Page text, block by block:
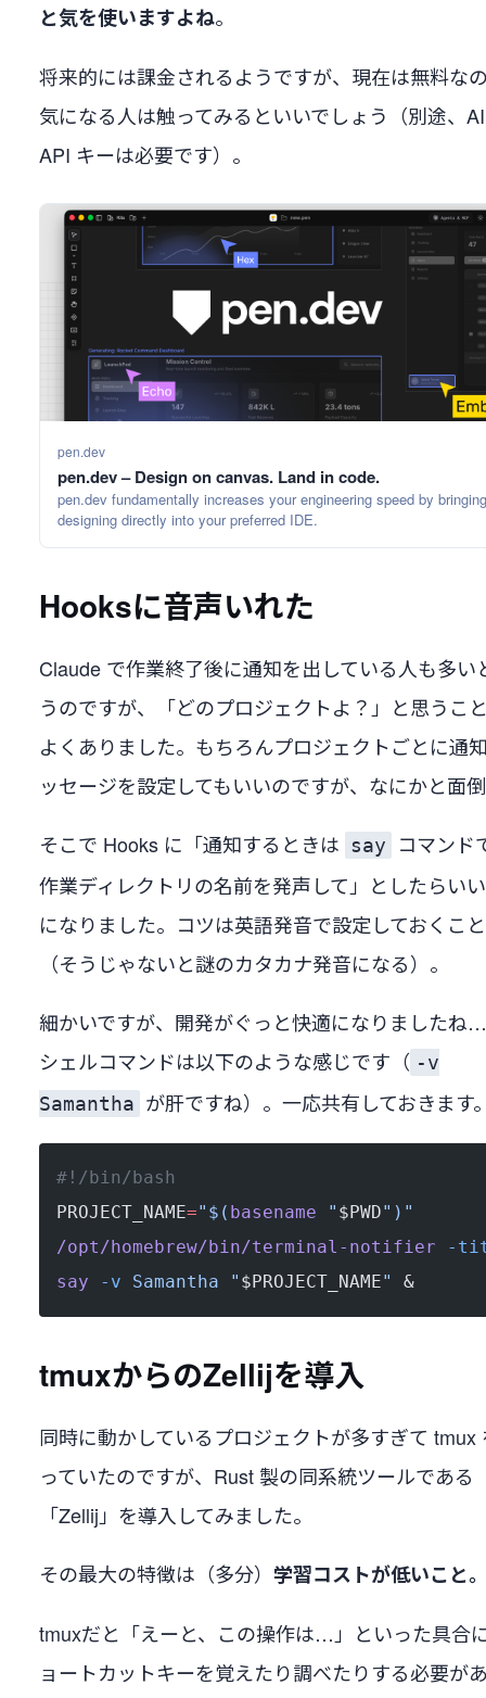
と気を使いますよね。
将来的には課金されるようですが、現在は無料な
気になる人は触ってみるといいでしょう（別途、
API キーは必要です）。
pen.dev
pen.dev – Design on canvas. Land in code.
pen.dev fundamentally increases your engineering speed by bringing
designing directly into your preferred IDE.
Hooksに音声いれた
Claude で作業終了後に通知を出している人も多い
うのですが、「どのプロジェクトよ？」と思うこ
よくありました。もちろんプロジェクトごとに通
ッセージを設定してもいいのですが、なにかと面
そこで Hooks に「通知するときは say
コマンド
作業ディレクトリの名前を発声して」としたらい
になりました。コツは英語発音で設定しておくこ
（そうじゃないと謎のカタカナ発音になる）。
細かいですが、開発がぐっと快適になりましたね
シェルコマンドは以下のような感じです（ -v
Samantha が肝ですね）。一応共有しておきます
#!/bin/bash
PROJECT_NAME="$( basename " $PWD")"
/opt/homebrew/bin/terminal-notifier -
say -v Samantha " $PROJECT_NAME" &
tmuxからのZellijを導入
同時に動かしているプロジェクトが多すぎて tmux
っていたのですが、Rust 製の同系統ツールである
「Zellij」を導入してみました。
その最大の特徴は（多分） 学習コストが低いこと
tmuxだと「えーと、この操作は…」といった具合
ョートカットキーを覚えたり調べたりする必要が